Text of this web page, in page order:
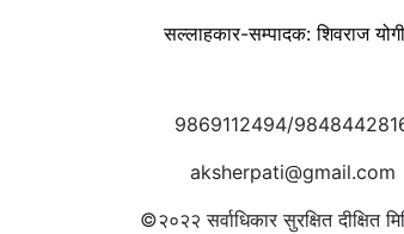
सल्लाहकार-सम्पादक: शिवराज योगी
9869112494/
aksherpati@gmail.com
©२०२२सर्वाधिकार सुरक्षित दीक्षित